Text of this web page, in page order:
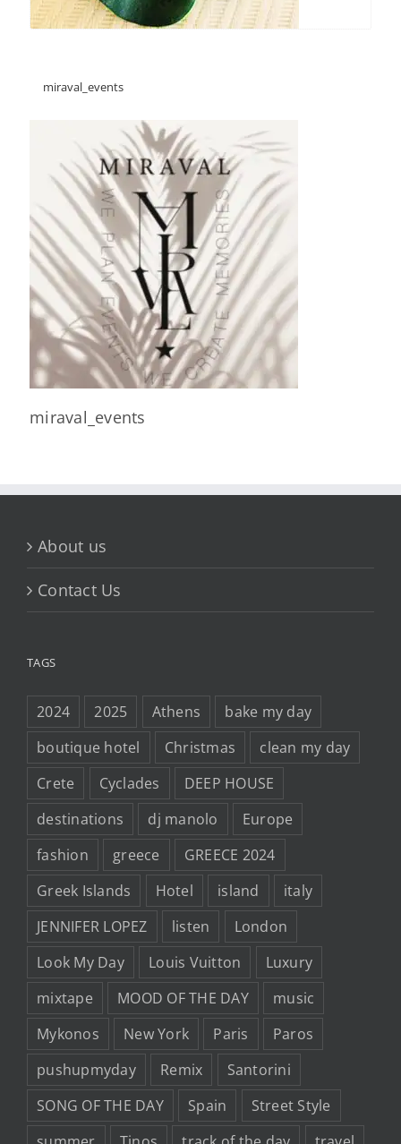
miraval_events
miraval_events
About us
Contact Us
TAGS
2024 2025 Athens
bake my day
boutique hotel
Christmas
clean my day
Crete
Cyclades
DEEP HOUSE
destinations
dj manolo
Europe
fashion
greece
GREECE 2024
Greek Islands
Hotel island
italy
JENNIFER LOPEZ
listen
London
Look My Day
Louis Vuitton
Luxury
mixtape
MOOD OF THE DAY
music
Mykonos
New York Paris
Paros
pushupmyday
Remix
Santorini
SONG OF THE DAY
Spain
Street Style